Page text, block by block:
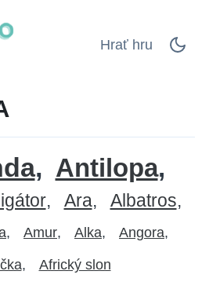
Hrať hru
Antilopa
Ara Albatros
Amur Alka Angora
Africký slon